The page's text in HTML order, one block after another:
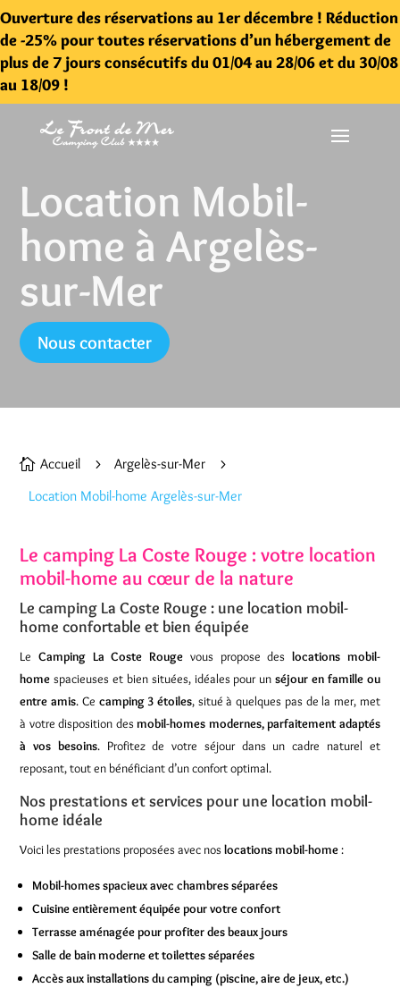
Ouverture des réservations au 1er décembre ! Réduction
de -25% pour toutes réservations d’un hébergement de
plus de 7 jours consécutifs du 01/04 au 28/06 et du 30/08
au 18/09 !
Location Mobil-
home à Argelès-
sur-Mer
Nous contacter
 Accueil 5 Argelès-sur-Mer 5
Location Mobil-home Argelès-sur-Mer
Le camping La Coste Rouge : votre location
mobil-home au cœur de la nature
Le camping La Coste Rouge : une location mobil-
home confortable et bien équipée
LeCamping La Coste Rouge vous propose des locations mobil-
home spacieuses et bien situées, idéales pour unséjour en famille ou
entre amis. Ce camping 3 étoiles, situé à quelques pas de la mer, met
à votre disposition desmobil-homes modernes, parfaitement adaptés
à vos besoins. Profitez de votre séjour dans un cadre naturel et
reposant, tout en bénéficiant d’un confort optimal.
Nos prestations et services pour une location mobil-
home idéale
Voici les prestations proposées avec noslocations mobil-home:
Mobil-homes spacieux avec chambres séparées
Cuisine entièrement équipée pour votre confort
Terrasse aménagée pour profiter des beaux jours
Salle de bain moderne et toilettes séparées
Accès aux installations du camping (piscine, aire de jeux, etc.)